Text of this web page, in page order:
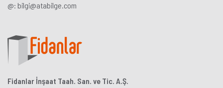
@: bilgi@atabilge .com
Fidanlar İnşaat Taah. San. ve Tic. A.Ş.